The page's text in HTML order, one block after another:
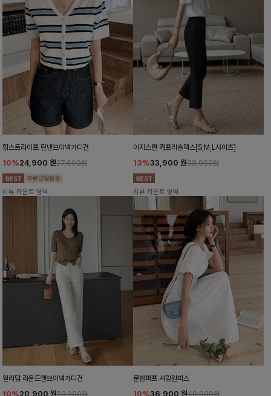
함스트라이프 린넨브이넥가디건
10%24,900 원27,600원
리뷰 카운트 영역
이지스판 카프리슬랙스[S,M,L사이즈]
13%33,900 원38,900원
리뷰 카운트 영역
윌리덤 라운드앤브이넥가디건
10%20,900 원23,200원
룬셀퍼프 셔링원피스
10%36,900 원40,900원